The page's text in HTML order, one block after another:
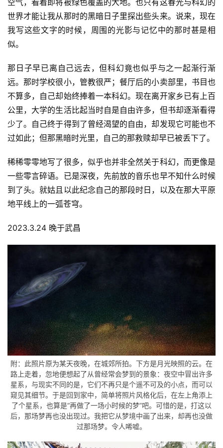
科
幻
资
主
科
幻
小
库
登录 注册
空气，看着即将被绿色覆盖的大地。也只有这春光与科幻的
世界才能让我从那时的黑暗日子里探出些头来。说来，现在
我写这些文字的时候，周围的光影与记忆中的那时甚是相
似。
那日子早已离自己远去，但科幻竟也似乎与之一起渐行渐
远。那时学校很小，管教很严；餐厅后的小卖部里，书目也
不算多，自己却始终捧着一本科幻。现在离开家乡已有上百
公里，大学的生活比起当时自是自由许多，但书却逐渐看得
少了。自己终于得到了曾经渴望的自由，却发现它可能也不
过如此；但那黑暗时光里，自己的那救赎却早已被丢下了。
稀稀零零地写了很多，似乎也并非全然关于科幻，而更像是
一些零言碎语。已是深夜，先前放的音乐也早不知什么时候
到了头。就姑且以此纪念自己的那段时日，以及在那大平原
地平线上的一弧苍穹。
2023.3.24 晚于武昌
附：此照片原为某天夜晚，在城郊所拍。下方是月光映照的云。在
路上走着，忽地便想起了从曾经常会梦到的景象：夜空中冒出许多
星系，与现实不同的是，它们不再只是个遥不可及的小点，而可以
窥见其细节。于是回到家中，简单将照片风格化后，在左上角添上
了个星系，也算是“再做了一场小时候的梦”吧。可惜的是，打这以
后，那场梦再也没出现过。我把它从梦境中画了出来，却再也没做
过那场梦。令人唏嘘。